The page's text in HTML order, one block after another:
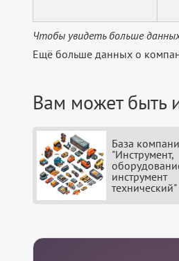
Чтобы увидеть больше
Ещё больше данных о
Вам может быть
База
"Инструмент,
инструмент
технический"